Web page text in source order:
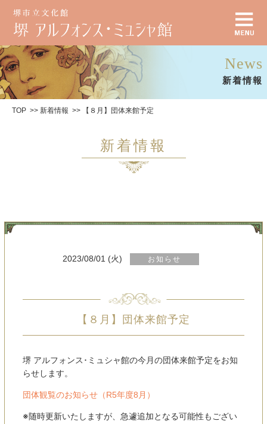
News
新着情報
TOP 新着情報 【８月】団体来館予定
新着情報
2023/08/01 (火) お知らせ
【８月】団体来館予定
堺 アルフォンス･ミュシャ館の今月の団体来館予定をお知
らせします。
団体観覧のお知らせ（R5年度8月）
※随時更新いたしますが、急遽追加となる可能性もござい